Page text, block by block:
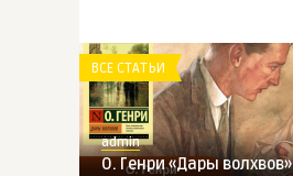
ВСЕ СТАТЬИ
admin
О. Генри «Дары волхвов»